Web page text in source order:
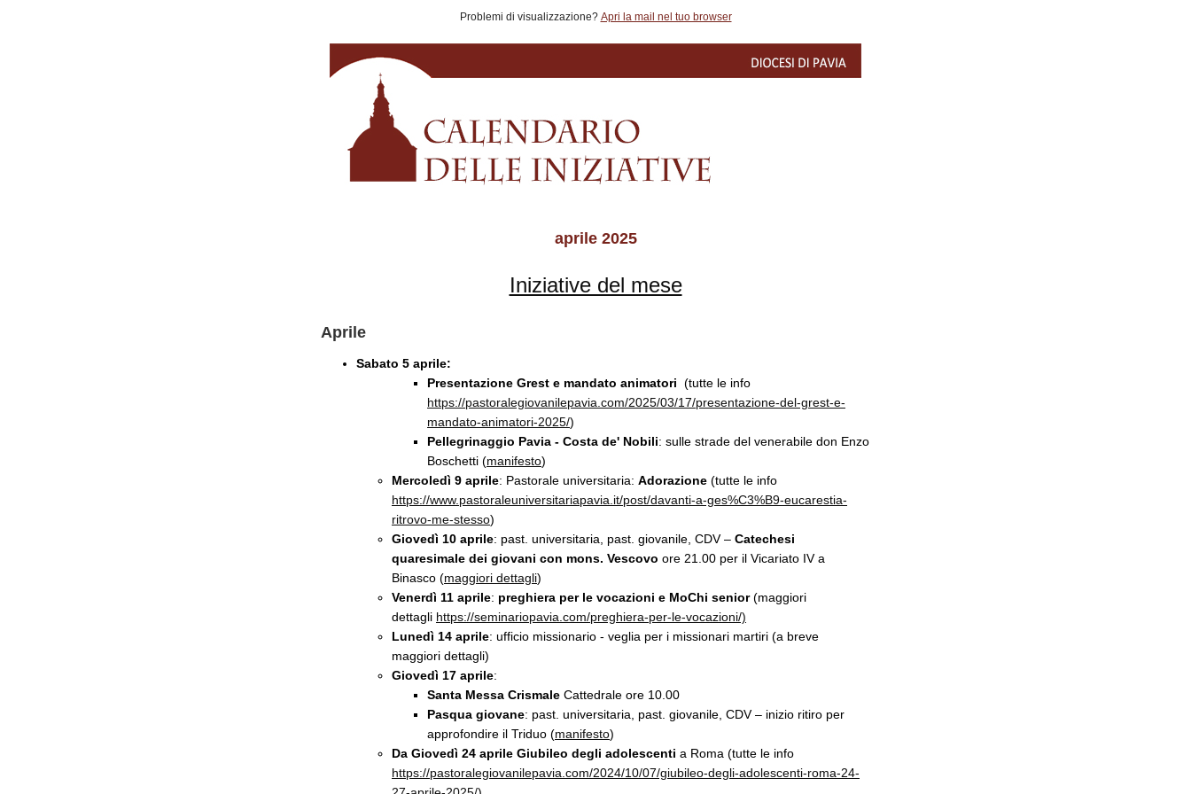
Problemi di visualizzazione? Apri la mail nel tuo browser
aprile 2025
Iniziative del mese
Aprile
Sabato 5 aprile:
Presentazione Grest e mandato animatori (tutte le info
https://pastoralegiovanilepavia.com/2025/03/17/presentazione-del-grest-e-
mandato-animatori-2025/)
Pellegrinaggio Pavia - Costa de' Nobili: sulle strade del venerabile don Enzo
Boschetti (manifesto)
Mercoledì 9 aprile: Pastorale universitaria: Adorazione (tutte le info
https://www.pastoraleuniversitariapavia.it/post/davanti-a-ges%C3%B9-eucarestia-
ritrovo-me-stesso)
Giovedì 10 aprile: past. universitaria, past. giovanile, CDV – Catechesi
quaresimale dei giovani con mons. Vescovo ore 21.00 per il Vicariato IV a
Binasco (maggiori dettagli)
Venerdì 11 aprile: preghiera per le vocazioni e MoChi senior(maggiori
dettagli https://seminariopavia.com/preghiera-per-le-vocazioni/)
Lunedì 14 aprile: ufficio missionario - veglia per i missionari martiri (a breve
maggiori dettagli)
Giovedì 17 aprile:
Santa Messa Crismale Cattedrale ore 10.00
Pasqua giovane: past. universitaria, past. giovanile, CDV – inizio ritiro per
approfondire il Triduo (manifesto)
Da Giovedì 24 aprile Giubileo degli adolescenti a Roma (tutte le info
https://pastoralegiovanilepavia.com/2024/10/07/giubileo-degli-adolescenti-roma-24-